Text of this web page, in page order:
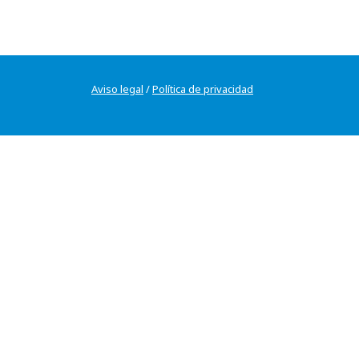
Aviso legal /Política de privacidad